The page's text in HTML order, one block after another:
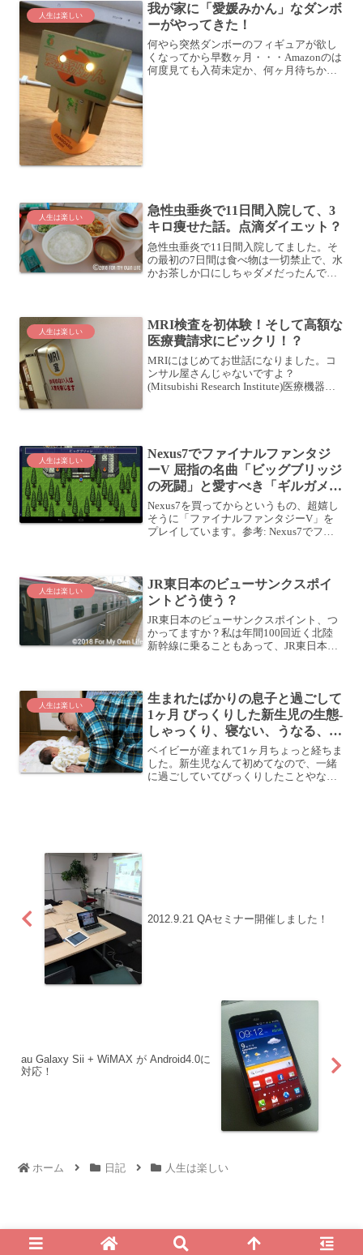
人生は楽しい
我が家に「愛媛みかん」なダンボ
ーがやってきた！
何やら突然ダンボーのフィギュアが欲し
くなってから早数ヶ月・・・Amazonのは
何度見ても入荷未定か、何ヶ月待ちかと
人生は楽しい
急性虫垂炎で11日間入院して、3
キロ痩せた話。点滴ダイエット？
急性虫垂炎で11日間入院してました。そ
の最初の7日間は食べ物は一切禁止で、水
かお茶しか口にしちゃダメだったんで
タたらしてたら、お腹...
人生は楽しい
MRI検査を初体験！そして高額な
医療費請求にビックリ！？
MRIにはじめてお世話になりました。コ
ンサル屋さんじゃないですよ？
(Mitsubishi Research Institute)医療機器の
人生は楽しい
Nexus7でファイナルファンタジ
ーV 屈指の名曲「ビッグブリッジ
の死闘」と愛すべき「ギルガメッ
シュ」に出会う
Nexus7を買ってからというもの、超嬉し
そうに「ファイナルファンタジーV」を
プレイしています。参考: Nexus7でファ
人生は楽しい
JR東日本のビューサンクスポイ
ントどう使う？
JR東日本のビューサンクスポイント、つ
かってますか？私は年間100回近く北陸
新幹線に乗ることもあって、JR東日本の
バイルSuicaに...
人生は楽しい
生まれたばかりの息子と過ごして
1ヶ月 びっくりした新生児の生態-
しゃっくり、寝ない、うなる、な
ど
ベイビーが産まれて1ヶ月ちょっと経ちま
した。新生児なんて初めてなので、一緒
に過ごしていてびっくりしたことやなん
2012.9.21 QAセミナー開催しました！
au Galaxy Sii + WiMAX が Android4.0に
対応！
ホーム 日記 人生は楽しい
© 2010 For My Own Life - 西村 純一 公式ブログ.